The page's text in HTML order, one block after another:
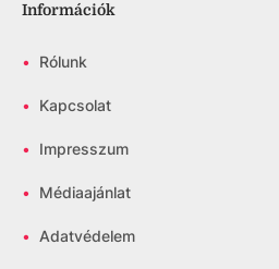
Információk
• Rólunk
• Kapcsolat
• Impresszum
• Médiaajánlat
• Adatvédelem